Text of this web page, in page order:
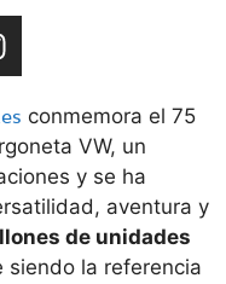
conmemora el 75
VW, un
y se ha
aventura y
de unidades
siendo la referencia